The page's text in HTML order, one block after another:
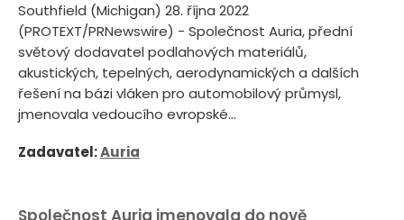
Southfield (Michigan) 28. října 2022
(PROTEXT/PRNewswire) - Společnost Auria, přední
světový dodavatel podlahových materiálů,
akustických, tepelných, aerodynamických a dalších
řešení na bázi vláken pro automobilový průmysl,
jmenovala vedoucího evropské...
Zadavatel:Auria
Společnost Auria jmenovala do nově